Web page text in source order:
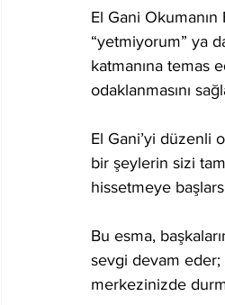
El Gani Okumanın
“yetmiyorum” ya
katmanına temas
odaklanmasını
El Gani’yi düzenli
bir şeylerin sizi
hissetmeye
Bu esma,
sevgi devam
merkezinizde